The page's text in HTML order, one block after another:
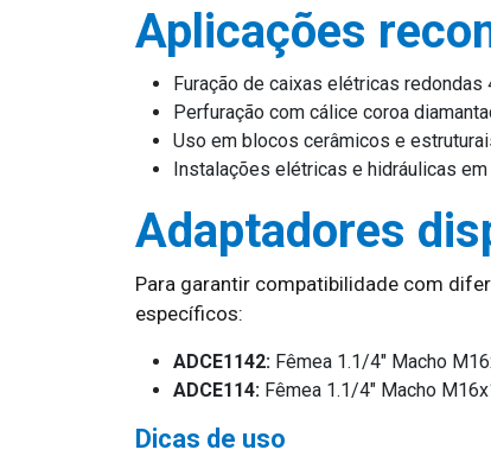
Aplicações
Furação de caixas elétricas redondas
Perfuração com cálice coroa
Uso em blocos cerâmicos e
Instalações elétricas e hidráulicas
Adaptadores
Para garantir compatibilidade com
específicos:
ADCE1142: Fêmea 1.1/4″ Macho
ADCE114: Fêmea 1.1/4″ Macho
Dicas de uso